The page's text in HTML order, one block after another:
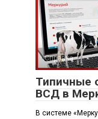
Справка
Типичные
ВСД в
В системе